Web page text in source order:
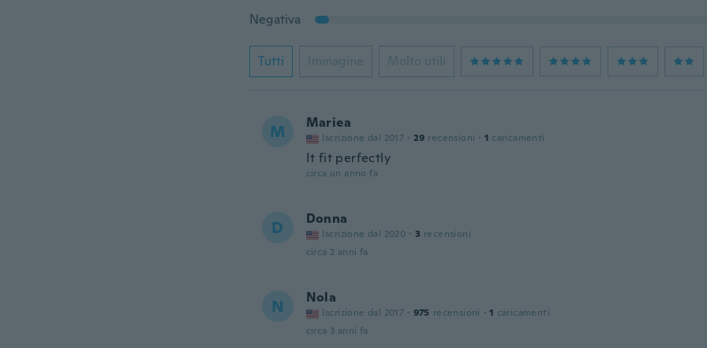
Negativa
Tutti Immagine Molto utili
M Mariea
Iscrizione dal 2017 · 29 recensioni · 1 caricamenti
It fit perfectly
circa un anno fa
D Donna
Iscrizione dal 2020 · 3 recensioni
circa 2 anni fa
N Nola
Iscrizione dal 2017 · 975 recensioni · 1 caricamenti
circa 3 anni fa